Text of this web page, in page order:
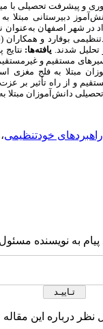
و پیشرفت تحصیلی با
منظور تعداد 151دانش‌آموز
در شهر اصفهان
یافته‌ها:
مستقیم و
مبتلا به فلج مغزی
و از راه تأثیر بر
دانش‌آموزان مبتلا
راهبردهای خود‌تنظیمی،
پیام به نویسنده مسئول
نظر درباره این مقاله